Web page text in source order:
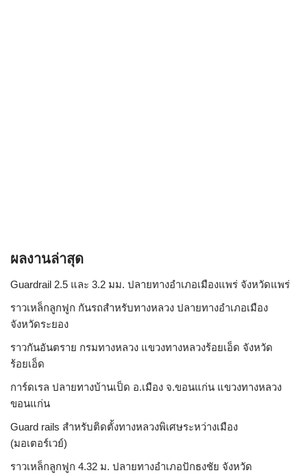
ผลงานล่าสุด
Guardrail 2.5 และ 3.2 มม. ปลายทางอำเภอเมืองแพร่ จังหวัดแพร่
ราวเหล็กลูกฟูก กันรถสําหรับทางหลวง ปลายทางอำเภอเมือง
จังหวัดระยอง
ราวกันอันตราย กรมทางหลวง แขวงทางหลวงร้อยเอ็ด จังหวัด
ร้อยเอ็ด
การ์ดเรล ปลายทางบ้านเป็ด อ.เมือง จ.ขอนแก่น แขวงทางหลวง
ขอนแก่น
Guard rails สำหรับติดตั้งทางหลวงพิเศษระหว่างเมือง
(มอเตอร์เวย์)
ราวเหล็กลูกฟูก 4.32 ม. ปลายทางอำเภอปักธงชัย จังหวัด